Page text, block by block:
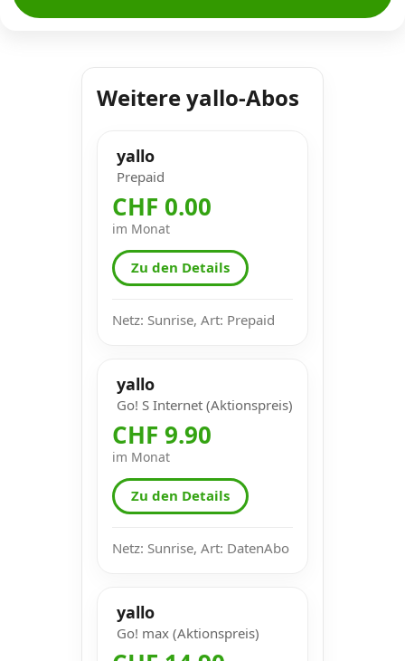
Weitere yallo-Abos
yallo
Prepaid
CHF 0.00
im Monat
Zu den Details
Netz: Sunrise, Art: Prepaid
yallo
Go! S Internet (Aktionspreis)
CHF 9.90
im Monat
Zu den Details
Netz: Sunrise, Art: DatenAbo
yallo
Go! max (Aktionspreis)